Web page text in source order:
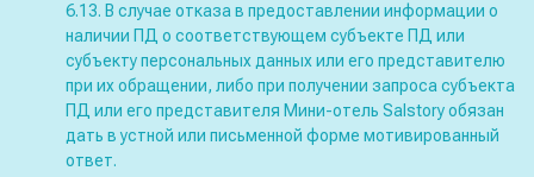
6.13. В случае отказа в предоставлении информации о
наличии ПД о соответствующем субъекте ПД или
субъекту персональных данных или его представителю
при их обращении, либо при получении запроса субъекта
ПД или его представителя Мини-отель Salstory обязан
дать в устной или письменной форме мотивированный
ответ.